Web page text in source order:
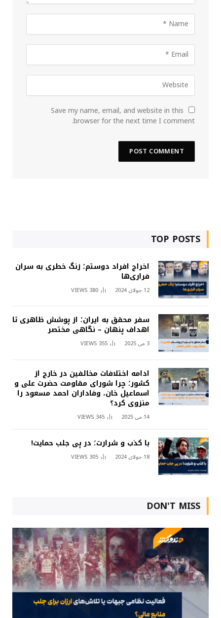
Save my name, email, and website in this
browser for the next time I comment.
TOP POSTS
اخراج افراد دوستم؛ زنگ خطری به سران
فراری‌ها
12 جولای 2024 380
VIEWS
سفر محقق به ایران؛ از پوشش ظاهری تا
اهداف پنهان – نگاهی مختصر
3 می 2025 355
VIEWS
ادامه اختلافات مخالفین در خارج از
کشور؛ چرا شورای مقاومت حضرت علی و
اسماعیل خان، وفاداران احمد مسعود را
منزوی کرد؟
14 می 2025 345
VIEWS
با کذب و شرارت؛ در پی جلب حمایت!
18 جولای 2024 305
VIEWS
DON'T MISS